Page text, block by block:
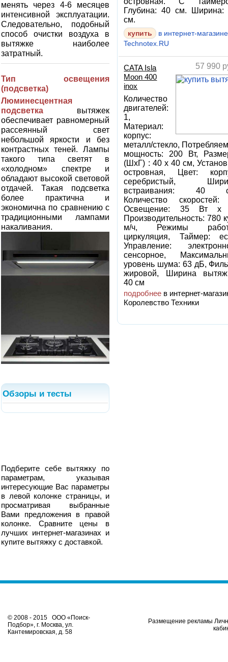
менять через 4-6 месяцев
интенсивной эксплуатации.
Следовательно, подобный
способ очистки воздуха в
вытяжке наиболее
затратный.
Тип освещения
(подсветка)
Люминесцентная
подсветка вытяжек
обеспечивает равномерный
рассеянный свет
небольшой яркости и без
контрастных теней. Лампы
такого типа светят в
«холодном» спектре и
обладают высокой световой
отдачей. Такая подсветка
более практична и
экономична по сравнению с
традиционными лампами
накаливания.
Обзоры и тесты
Глубина: 40 см. Ширина:
см.
купить
в интернет-магазине
Technotex.RU
57 990
CATA Isla
Moon 400
inox
Количество
двигателей:
1,
Материал:
корпус:
металл/стекло,
мощность: 200 Вт,
(ШхГ) : 40 x 40 см,
островная, Цвет:
серебристый,
встраивания: 40
Количество
Освещение: 35 Вт х
Производительность: 780
м/ч, Режимы
циркуляция, Таймер:
Управление:
сенсорное,
уровень шума: 63 дБ,
жировой, Ширина
40 см
подробнее в интернет-
Королевство Техники
Подберите себе вытяжку по
параметрам, указывая
интересующие Вас параметры
в левой колонке страницы, и
просматривая выбранные
Вами предложения в правой
колонке. Сравните цены в
лучших интернет-магазинах и
купите вытяжку с доставкой.
© 2008 - 2015 ООО «Поиск-
Подбор», г. Москва, ул.
Кантемировская, д. 58
Размещение рекламы